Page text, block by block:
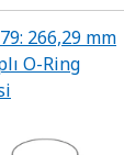
266,29 mm
O-Ring